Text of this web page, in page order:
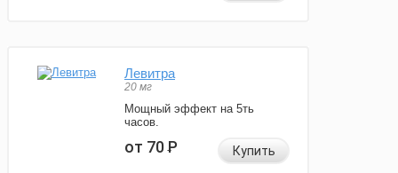
Левитра
20 мг
Мощный эффект на 5ть
часов.
от 70Р Купить